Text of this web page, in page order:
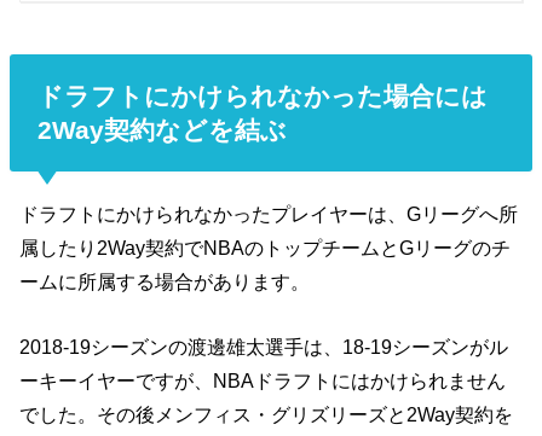
ドラフトにかけられなかった場合には
2Way契約などを結ぶ
ドラフトにかけられなかったプレイヤーは、Gリーグへ所
属したり2Way契約でNBAのトップチームとGリーグのチ
ームに所属する場合があります。
2018-19シーズンの渡邊雄太選手は、18-19シーズンがル
ーキーイヤーですが、NBAドラフトにはかけられません
でした。その後メンフィス・グリズリーズと2Way契約を